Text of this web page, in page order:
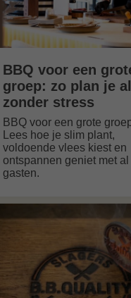
BBQ voor een
groep: zo plan je
zonder stress
BBQ voor een grote
Lees hoe je slim plant,
voldoende vlees kiest en
ontspannen geniet met al
gasten.